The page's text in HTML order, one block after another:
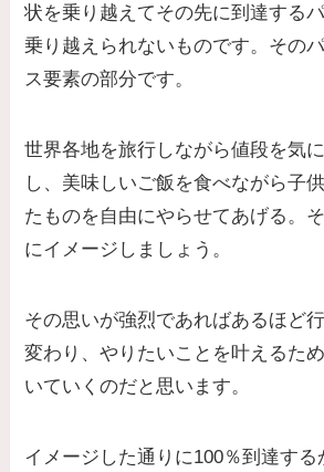
状を乗り越えてその先に到達する
乗り越えられないものです。その
ス要素の部分です。
世界各地を旅行しながら値段を気
し、美味しいご飯を食べながら子
たものを自由にやらせてあげる。
にイメージしましょう。
その思いが強烈であればあるほど
変わり、やりたいことを叶えるた
いていくのだと思います。
イメージした通りに100％到達す